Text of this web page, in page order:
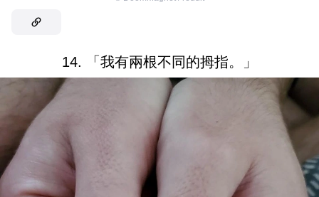
14. 「我有兩根不同的拇指。」